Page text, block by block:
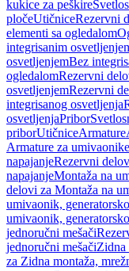
kukice za peškire
pločeUtičniceRezervni
elementi sa ogledalom
integrisanim
osvetljenjemBez
ogledalomRezervni
osvetljenjemRezervni
integrisanog osvetljenja
osvetljenjaPribor
priborUtičniceArmature
Armature za umivaonike
napajanjeRezervni
napajanjeMontaža na
delovi za Montaža na
umivaonik,
umivaonik,
jednoručni mešači
jednoručni mešačiZidna
za Zidna montaža,